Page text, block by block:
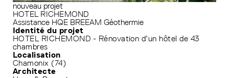
nouveau projet
HOTEL RICHEMOND
Assistance HQE BREEAM Géothermie
Identité du projet
HOTEL RICHEMOND - Rénovation d’un hôtel de 43
chambres
Localisation
Chamonix (74)
Architecte